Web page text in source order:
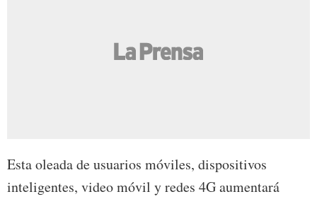
Esta oleada de usuarios móviles, dispositivos
inteligentes, video móvil y redes 4G aumentará